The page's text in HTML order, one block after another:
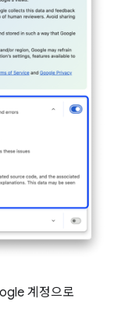
계정으로